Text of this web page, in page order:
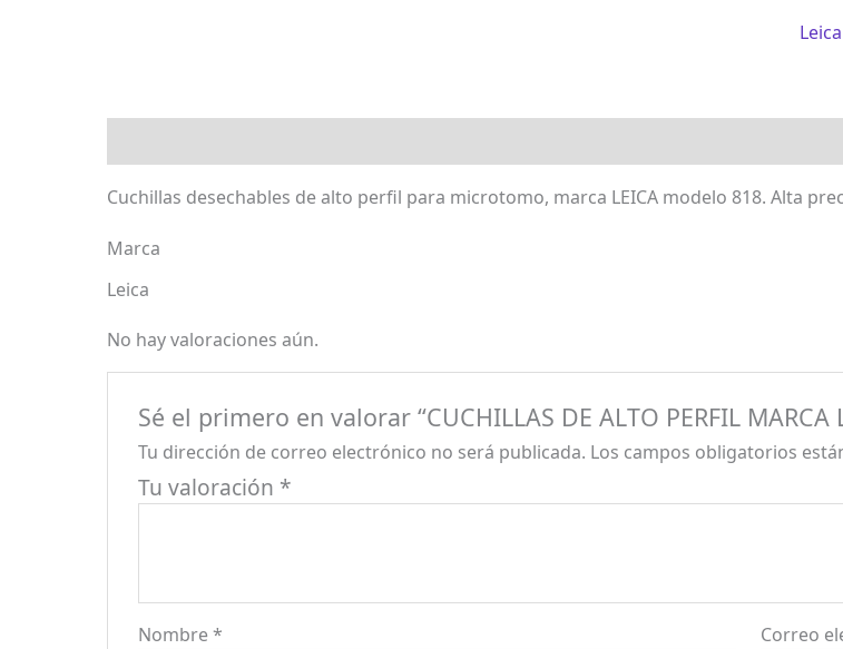
Leica
Cuchillas desechables de alto perfil para microtomo, marca LEICA modelo 818. Alta
Marca
Leica
No hay valoraciones aún.
Sé el primero en valorar “CUCHILLAS DE ALTO PERFIL MARCA
Tu dirección de correo electrónico no será publicada. Los campos obligatorios
Tu valoración *
Nombre* Correo